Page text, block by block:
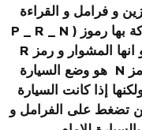
و فرامل و القراءة
التي علي الفتيس او عصاة ناقل الحركة بها رموز ( P _ R _ N
هو رمز للرجوع للخلف بالسيارة و رمز N هو وضع السيارة
إذا كانت السيارة
تضغط على الفرامل و